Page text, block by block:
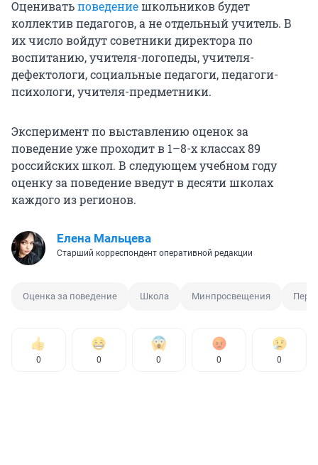
Оцениватьповедениешкольников будет
коллектив педагогов, а не отдельный учитель. В
их число войдут советники директора по
воспитанию, учителя-логопеды, учителя-
дефектологи, социальные педагоги, педагоги-
психологи, учителя-предметники.
Эксперимент по выставлению оценок за
поведение уже проходит в 1–8-х классах 89
российских школ. В следующем учебном году
оценку за поведение введут в десяти школах
каждого из регионов.
Елена Мальцева
Старший корреспондент оперативной редакции
Оценка за поведение Школа Минпросвещения
0 0 0 0 0